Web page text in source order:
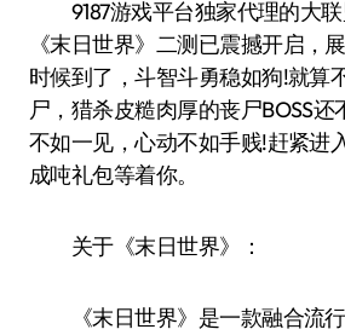
9187游戏平台独家代理的大联
《末日世界》二测已震撼开启，
时候到了，斗智斗勇稳如狗!就算
尸，猎杀皮糙肉厚的丧尸BOSS还
不如一见，心动不如手贱!赶紧进
成吨礼包等着你。
关于《末日世界》：
《末日世界》是一款融合流行